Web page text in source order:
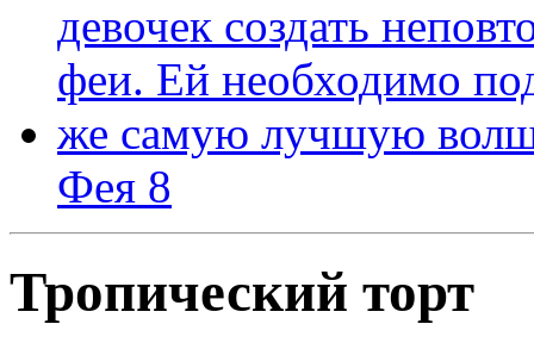
Фея 8
Тропический торт